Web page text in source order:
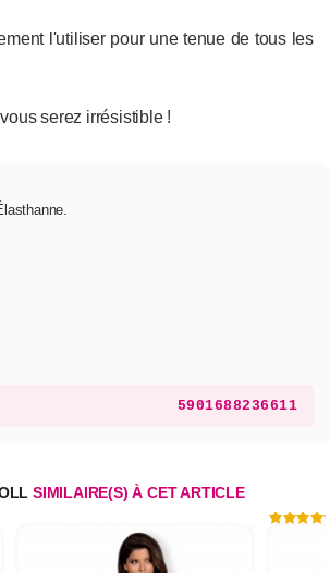
l'utiliser pour une tenue de tous les
serez irrésistible !
5901688236611
SIMILAIRE(S) À CET ARTICLE